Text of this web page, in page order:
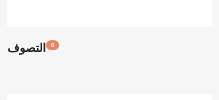
التصوف 6